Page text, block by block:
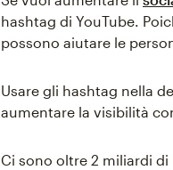
hashtag di YouTube.
possono aiutare le
Usare gli hashtag nella
aumentare la visibilità
Ci sono oltre 2 miliardi